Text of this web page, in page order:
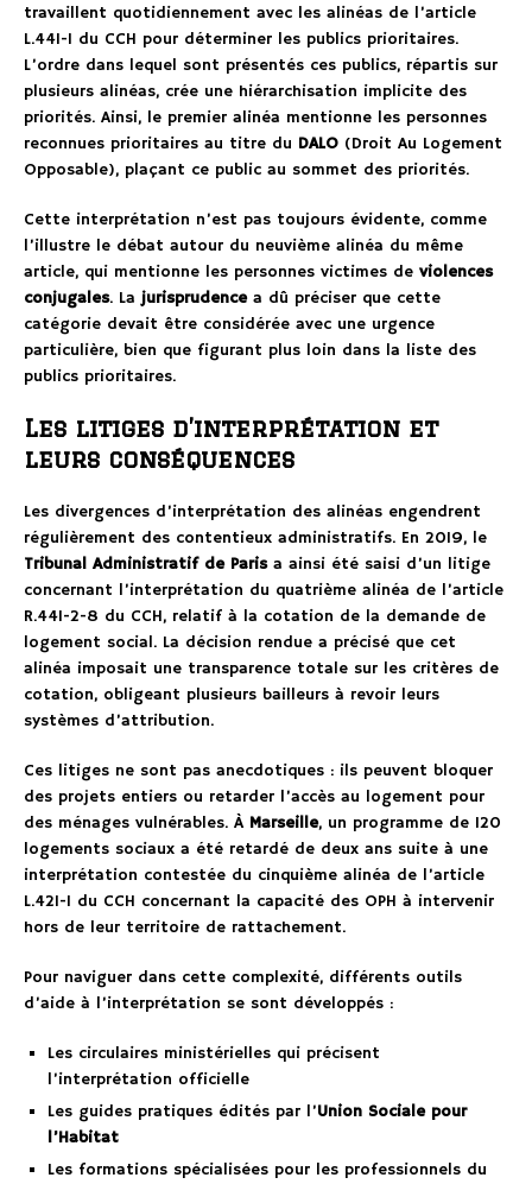
travaillent quotidiennement avec les alinéas de l’article
L.441-1 du CCH pour déterminer les publics prioritaires.
L’ordre dans lequel sont présentés ces publics, répartis sur
plusieurs alinéas, crée une hiérarchisation implicite des
priorités. Ainsi, le premier alinéa mentionne les personnes
reconnues prioritaires au titre du DALO (Droit Au Logement
Opposable), plaçant ce public au sommet des priorités.
Cette interprétation n’est pas toujours évidente, comme
l’illustre le débat autour du neuvième alinéa du même
article, qui mentionne les personnes victimes de violences
conjugales. Lajurisprudencea dû préciser que cette
catégorie devait être considérée avec une urgence
particulière, bien que figurant plus loin dans la liste des
publics prioritaires.
Les litiges d’interprétation et
leurs conséquences
Les divergences d’interprétation des alinéas engendrent
régulièrement des contentieux administratifs. En 2019, le
Tribunal Administratif de Parisa ainsi été saisi d’un litige
concernant l’interprétation du quatrième alinéa de l’article
R.441-2-8 du CCH, relatif à la cotation de la demande de
logement social. La décision rendue a précisé que cet
alinéa imposait une transparence totale sur les critères de
cotation, obligeant plusieurs bailleurs à revoir leurs
systèmes d’attribution.
Ces litiges ne sont pas anecdotiques : ils peuvent bloquer
des projets entiers ou retarder l’accès au logement pour
des ménages vulnérables. À Marseille, un programme de 120
logements sociaux a été retardé de deux ans suite à une
interprétation contestée du cinquième alinéa de l’article
L.421-1 du CCH concernant la capacité des OPH à intervenir
hors de leur territoire de rattachement.
Pour naviguer dans cette complexité, différents outils
d’aide à l’interprétation se sont développés :
Les circulaires ministérielles qui précisent
l’interprétation officielle
Les guides pratiques édités par l’Union Sociale pour
l’Habitat
Les formations spécialisées pour les professionnels du